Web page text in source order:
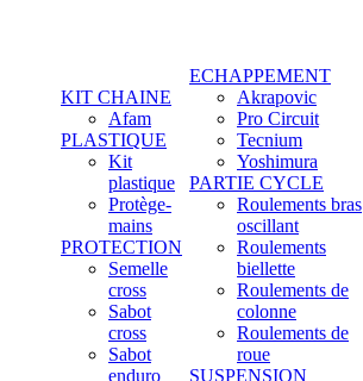
KIT CHAINE
Afam
PLASTIQUE
Kit
plastique
Protège-
mains
PROTECTION
Semelle
cross
Sabot
cross
Sabot
enduro
ECHAPPEMENT
Akrapovic
Pro Circuit
Tecnium
Yoshimura
PARTIE CYCLE
Roulements bras
oscillant
Roulements
biellette
Roulements de
colonne
Roulements de
roue
SUSPENSION